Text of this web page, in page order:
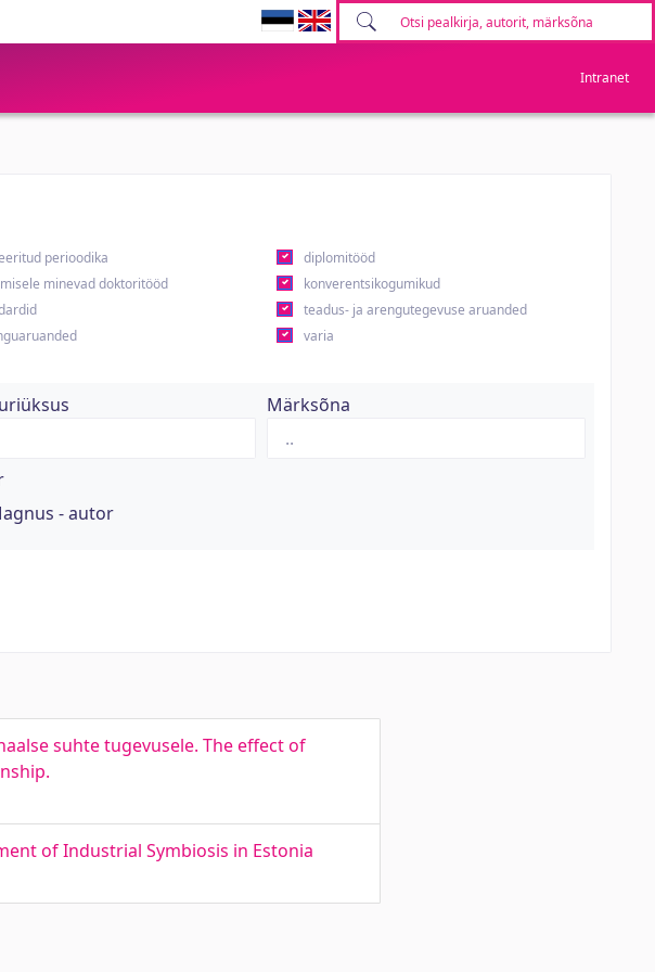
Intranet
perioodika
diplomitööd
minevad doktoritööd
konverentsikogumikud
teadus- ja arengutegevuse aruanded
varia
Märksõna
- autor
suhte tugevusele. The effect of
of Industrial Symbiosis in Estonia